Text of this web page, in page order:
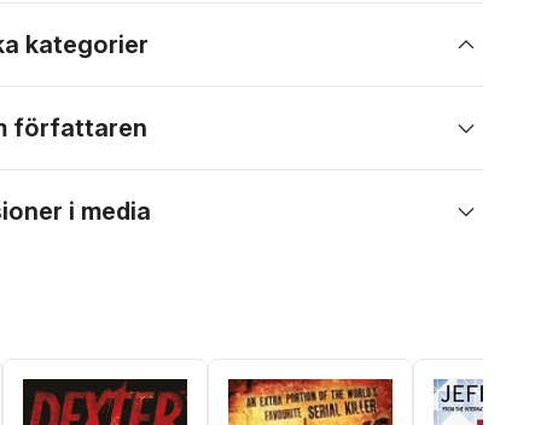
kategorier
författaren
i media